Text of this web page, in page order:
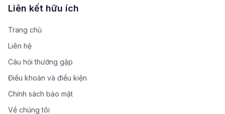
Liên kết hữu ích
Trang chủ
Liên hệ
Câu hỏi thường gặp
Điều khoản và điều kiện
Chính sách bảo mật
Về chúng tôi